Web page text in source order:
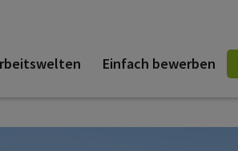
Einfach bewerben